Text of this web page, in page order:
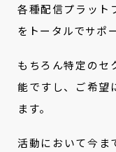
各種配信プラット
をトータルでサポ
もちろん特定のセ
能ですし、ご希望
ます。
活動において今ま